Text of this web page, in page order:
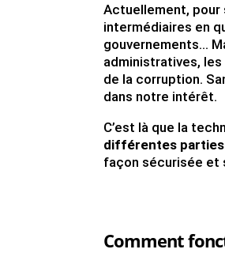
Actuellement, pour
intermédiaires en
gouvernements…
administratives,
de la corruption.
dans notre intérêt.
C’est là que la
différentes parties
façon sécurisée et
Comment